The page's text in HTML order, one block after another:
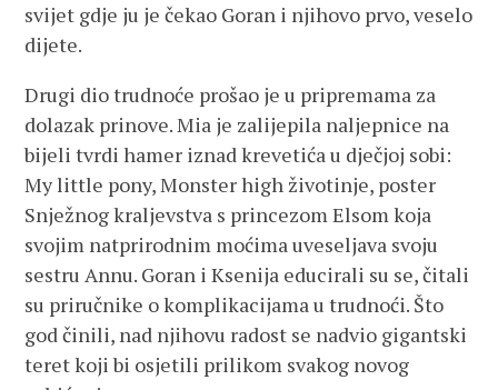
svijet gdje ju je čekao Goran i njihovo prvo, veselo
dijete.
Drugi dio trudnoće prošao je u pripremama za
dolazak prinove. Mia je zalijepila naljepnice na
bijeli tvrdi hamer iznad krevetića u dječjoj sobi:
My little pony, Monster high životinje, poster
Snježnog kraljevstva s princezom Elsom koja
svojim natprirodnim moćima uveseljava svoju
sestru Annu. Goran i Ksenija educirali su se, čitali
su priručnike o komplikacijama u trudnoći. Što
god činili, nad njihovu radost se nadvio gigantski
teret koji bi osjetili prilikom svakog novog